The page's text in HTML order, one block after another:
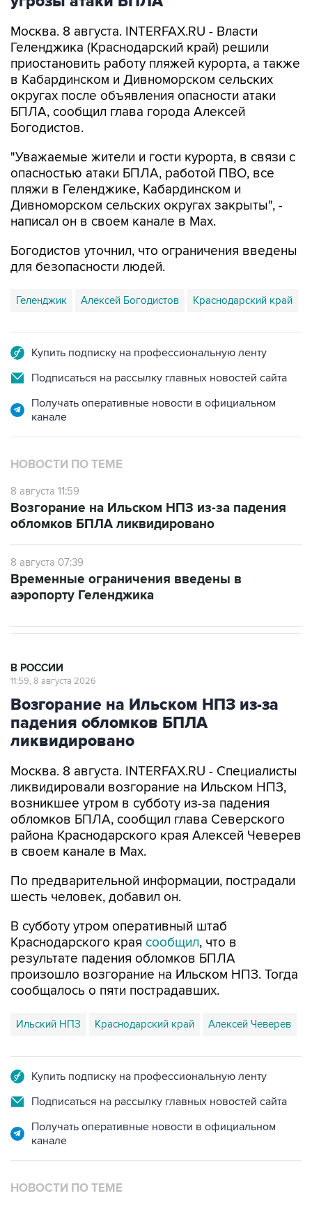
Москва. 8 августа. INTERFAX.RU - Власти
Геленджика (Краснодарский край) решили
приостановить работу пляжей курорта, а также
в Кабардинском и Дивноморском сельских
округах после объявления опасности атаки
БПЛА, сообщил глава города Алексей
Богодистов.
"Уважаемые жители и гости курорта, в связи с
опасностью атаки БПЛА, работой ПВО, все
пляжи в Геленджике, Кабардинском и
Дивноморском сельских округах закрыты", -
написал он в своем канале в Max.
Богодистов уточнил, что ограничения введены
для безопасности людей.
Геленджик Алексей Богодистов Краснодарский край
Купить подписку на профессиональную ленту
Подписаться на рассылку главных новостей сайта
Получать оперативные новости в официальном
канале
НОВОСТИ ПО ТЕМЕ
8 августа 11:59
Возгорание на Ильском НПЗ из-за падения
обломков БПЛА ликвидировано
8 августа 07:39
Временные ограничения введены в
аэропорту Геленджика
В РОССИИ
11:59, 8 августа 2026
Возгорание на Ильском НПЗ из-за
падения обломков БПЛА
ликвидировано
Москва. 8 августа. INTERFAX.RU - Специалисты
ликвидировали возгорание на Ильском НПЗ,
возникшее утром в субботу из-за падения
обломков БПЛА, сообщил глава Северского
района Краснодарского края Алексей Чеверев
в своем канале в Max.
По предварительной информации, пострадали
шесть человек, добавил он.
В субботу утром оперативный штаб
Краснодарского края сообщил, что в
результате падения обломков БПЛА
произошло возгорание на Ильском НПЗ. Тогда
сообщалось о пяти пострадавших.
Ильский НПЗ Краснодарский край Алексей Чеверев
Купить подписку на профессиональную ленту
Подписаться на рассылку главных новостей сайта
Получать оперативные новости в официальном
канале
НОВОСТИ ПО ТЕМЕ